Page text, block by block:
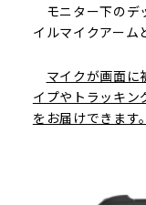
モニター下のデ
イルマイクアーム
マイクが画面に
イプやトラッキ
をお届けできます。